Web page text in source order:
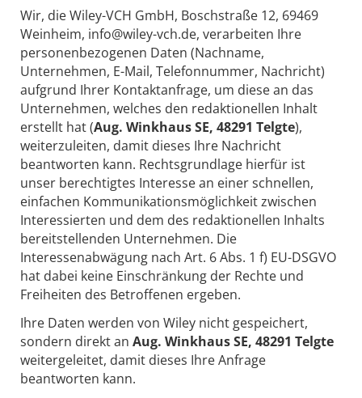
Wir, die Wiley-VCH GmbH, Boschstraße 12, 69469
Weinheim, info@wiley-vch.de, verarbeiten Ihre
personenbezogenen Daten (Nachname,
Unternehmen, E-Mail, Telefonnummer, Nachricht)
aufgrund Ihrer Kontaktanfrage, um diese an das
Unternehmen, welches den redaktionellen Inhalt
erstellt hat (Aug. Winkhaus SE, 48291 Telgte),
weiterzuleiten, damit dieses Ihre Nachricht
beantworten kann. Rechtsgrundlage hierfür ist
unser berechtigtes Interesse an einer schnellen,
einfachen Kommunikationsmöglichkeit zwischen
Interessierten und dem des redaktionellen Inhalts
bereitstellenden Unternehmen. Die
Interessenabwägung nach Art. 6 Abs. 1 f) EU-DSGVO
hat dabei keine Einschränkung der Rechte und
Freiheiten des Betroffenen ergeben.
Ihre Daten werden von Wiley nicht gespeichert,
sondern direkt an Aug. Winkhaus SE, 48291 Telgte
weitergeleitet, damit dieses Ihre Anfrage
beantworten kann.